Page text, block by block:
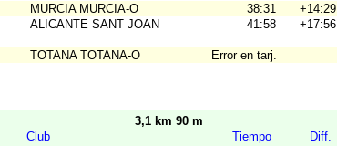
MURCIA MURCIA-O 38:31
+14:29
ALICANTE SANT JOAN 41:58 +17:56
TOTANA TOTANA-O Error en tarj.
3,1 km 90 m
Club Tiempo
Diff.